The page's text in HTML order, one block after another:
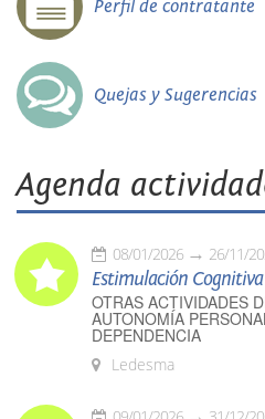
Perfil de contratante
Quejas y Sugerencias
Agenda
08/01/2026 26/11/
Estimulación Cognitiva
OTRAS ACTIVIDADES
AUTONOMÍA
DEPENDENCIA
Ledesma